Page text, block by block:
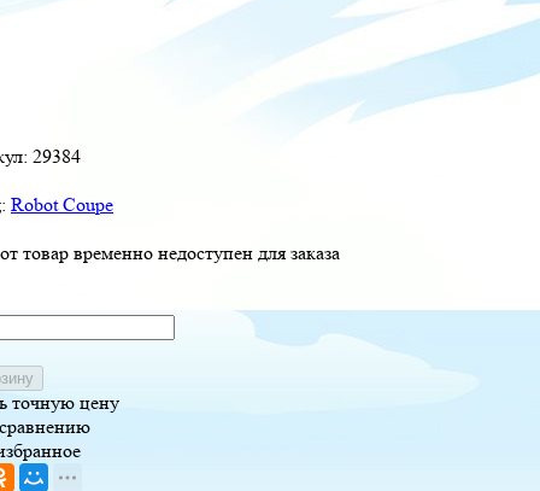
29384
Robot Coupe
товар временно недоступен для заказа
точную цену